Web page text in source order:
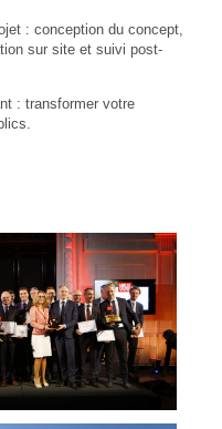
: conception du concept,
sur site et suivi post-
: transformer votre